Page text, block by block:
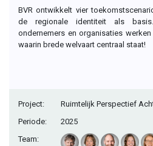
BVR ontwikkelt vier
de regionale identiteit als
ondernemers en organisaties
waarin brede welvaart centraal staat!
Project:
Ruimtelijk Perspectief
Periode:
2025
Team: